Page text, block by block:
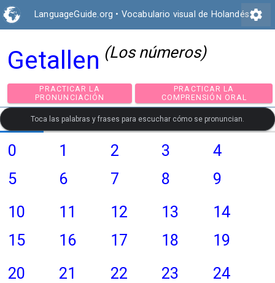
LanguageGuide.org • Vocabulario visual de Holandéssettings
Getallen (Los números)
PRACTICAR LA
PRONUNCIACIÓN
PRACTICAR LA
COMPRENSIÓN
Toca las palabras y frases para escuchar cómo se pronuncian.
0 1 2 3
4
5
6 7 8
9
10
11 12 13
14
15
16 17 18
19
20
21 22 23
24